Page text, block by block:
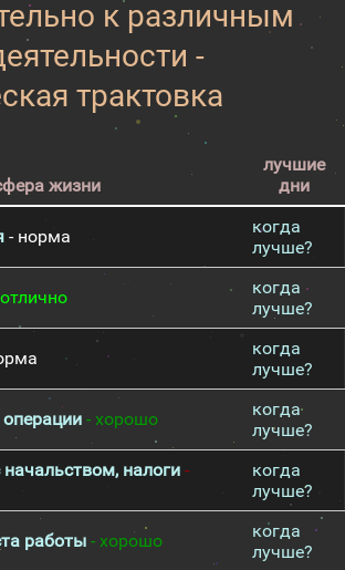
к различным
-
трактовка
жизни
лучшие
дни
- норма
когда
лучше?
когда
лучше?
когда
лучше?
- хорошо
когда
лучше?
налоги -
когда
лучше?
работы - хорошо
когда
лучше?